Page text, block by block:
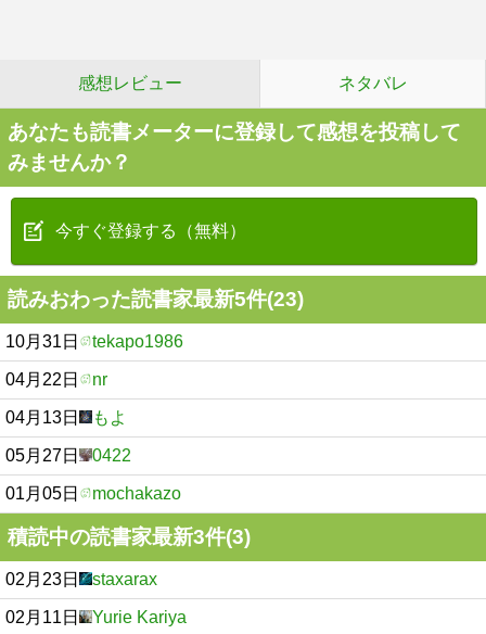
感想レビュー ネタバレ
あなたも読書メーターに登録して感想を投稿して
みませんか？
今すぐ登録する（無料）
読みおわった読書家最新5件(23)
10月31日 tekapo1986
04月22日 nr
04月13日 もよ
05月27日 0422
01月05日 mochakazo
積読中の読書家最新3件(3)
02月23日 staxarax
02月11日 Yurie Kariya